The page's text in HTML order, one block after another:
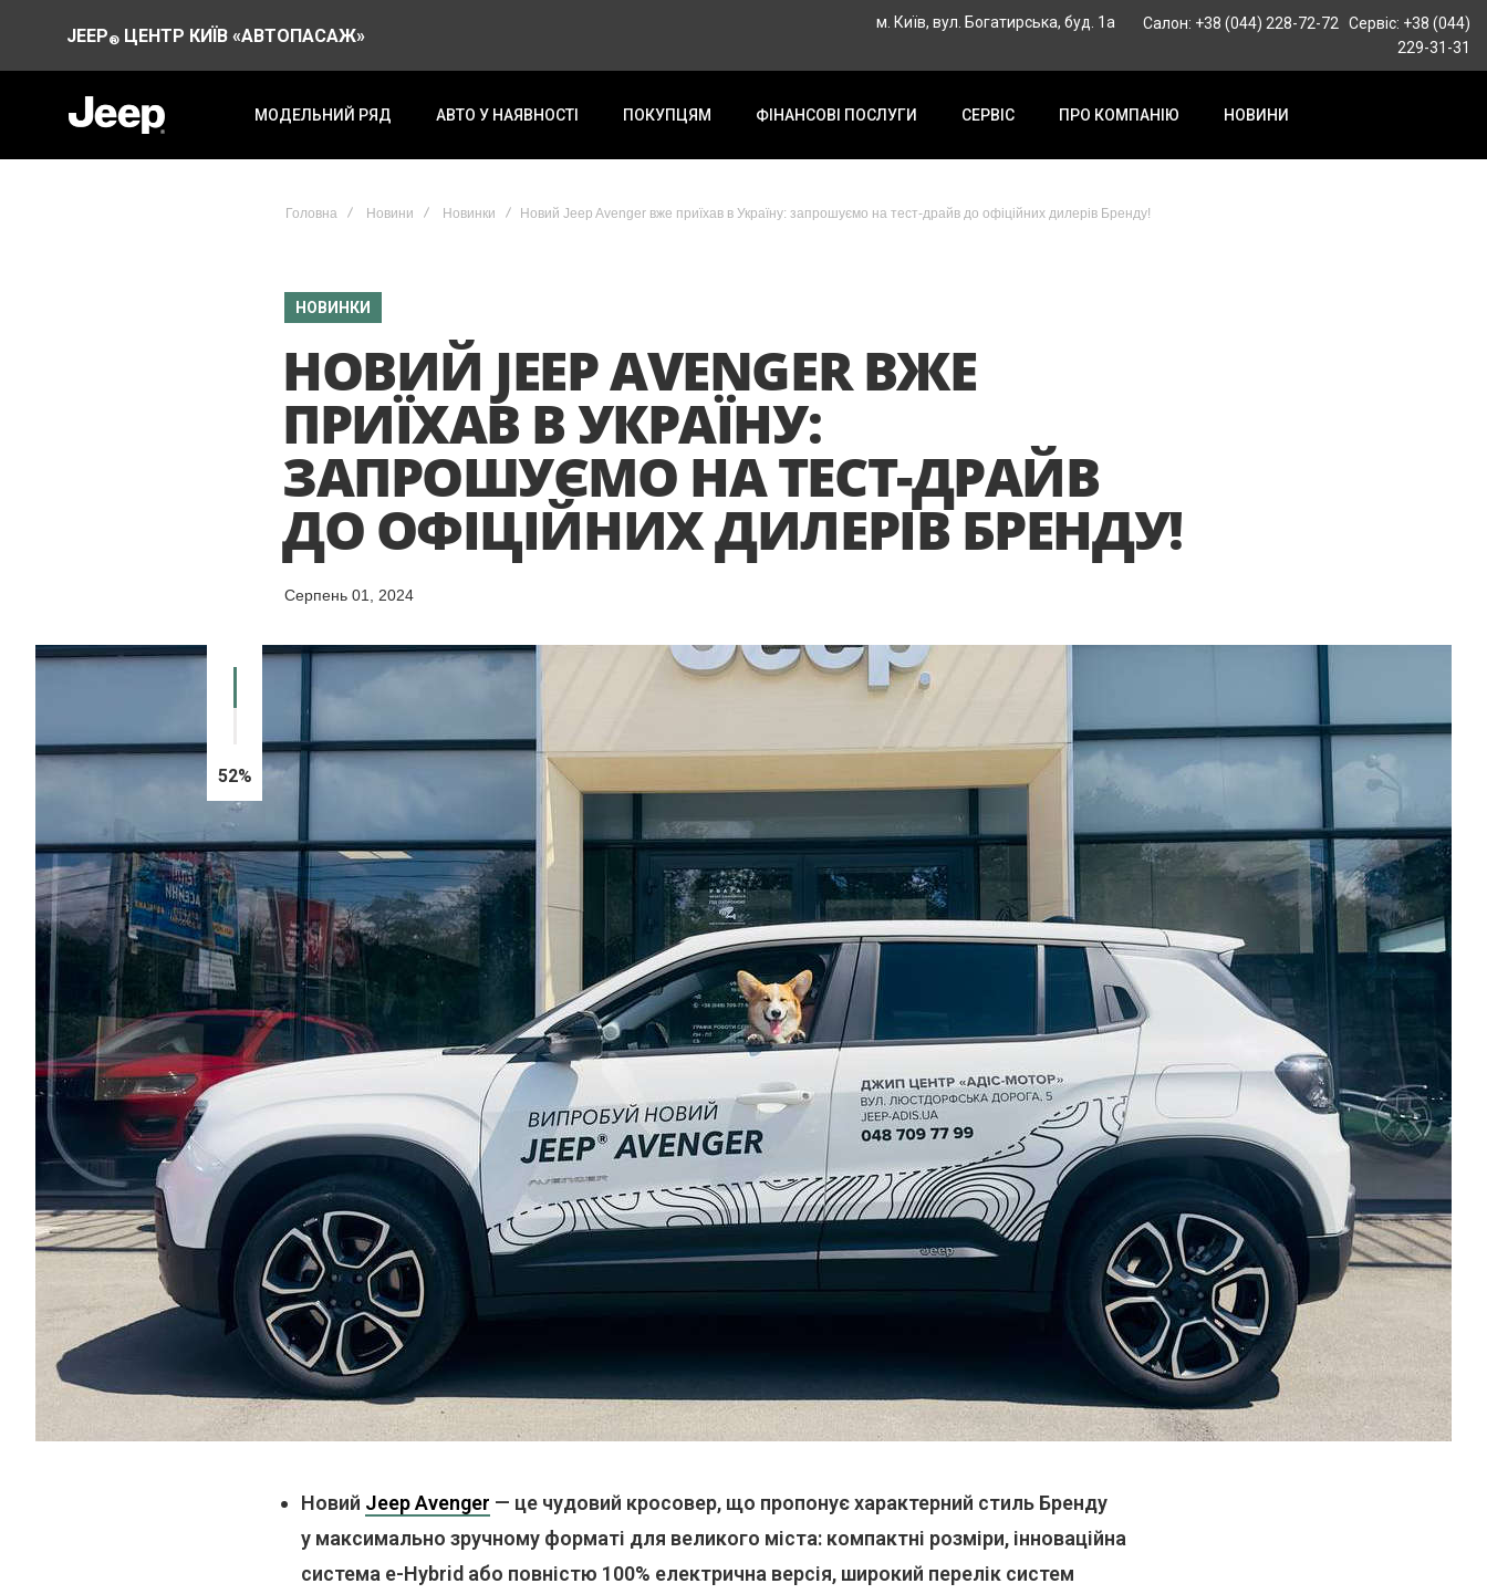
JEEP® ЦЕНТР КИЇВ «АВТОПАСАЖ»
м. Київ, вул. Богатирська, буд. 1а Салон: +38 (044) 228-72-72
Сервіс: +38 (044)
229-31-31
МОДЕЛЬНИЙ РЯД АВТО У НАЯВНОСТІ ПОКУПЦЯМ ФІНАНСОВІ ПОСЛУГИ СЕРВІС ПРО КОМПАНІЮ НОВИНИ
Головна Новини Новинки Новий Jeep Avenger вже приїхав в Україну: запрошуємо на тест-драйв до офіційних дилерів Бренду!
НОВИНКИ
НОВИЙ JEEP AVENGER ВЖЕ
ПРИЇХАВ В УКРАЇНУ:
ЗАПРОШУЄМО НА ТЕСТ-ДРАЙВ
ДО ОФІЦІЙНИХ ДИЛЕРІВ БРЕНДУ!
Серпень 01, 2024
52%
Новий Jeep Avenger — це чудовий кросовер, що пропонує характерний стиль Бренду
у максимально зручному форматі для великого міста: компактні розміри, інноваційна
система e-Hybrid або повністю 100% електрична версія, широкий перелік систем